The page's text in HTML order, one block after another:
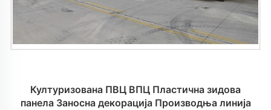
Културизована ПВЦ ВПЦ Пластична зидова
панела Заносна декорација Производња линија